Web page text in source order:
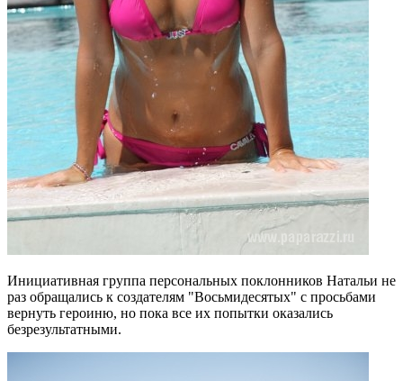
Инициативная группа персональных поклонников Натальи не
раз обращались к создателям "Восьмидесятых" с просьбами
вернуть героиню, но пока все их попытки оказались
безрезультатными.